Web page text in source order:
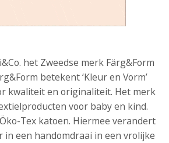
het Zweedse merk Färg&Form
betekent ‘Kleur en Vorm’
kwaliteit en originaliteit. Het merk
voor baby en kind.
Tex katoen. Hiermee verandert
in een handomdraai in een vrolijke